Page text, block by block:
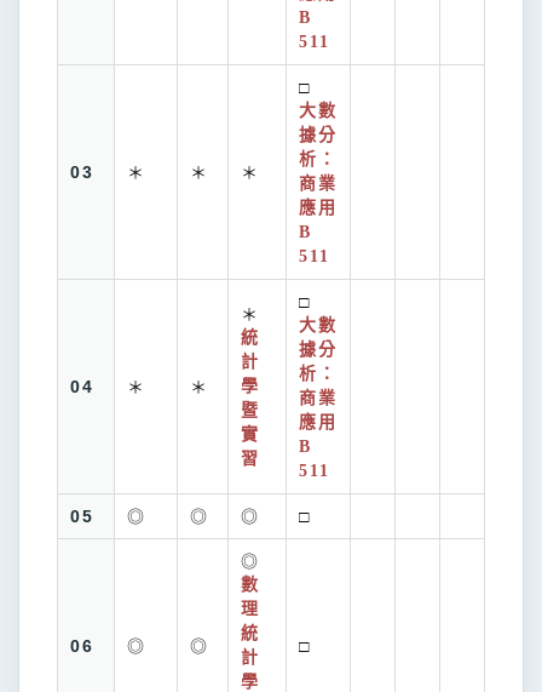
B
511
03 ＊ ＊ ＊
□
大數
據分
析：
商業
應用
B
511
04 ＊ ＊
＊
統
計
學
暨
實
習
□
大數
據分
析：
商業
應用
B
511
05 ◎ ◎ ◎ □
06 ◎ ◎
◎
數
理
統
計
學
□